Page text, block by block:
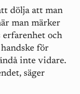
dölja att man
man märker
erfarenhet och
för
inte vidare.
säger